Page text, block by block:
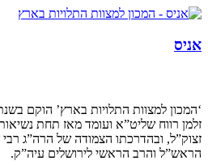
אניס
‘המכון למצוות התלויות בארץ’ הוקם
זלמן רווח שליט”א ועומד מאז תחת
זצוק”ל, ובהדרכתו הצמודה של הרה”ג
הראש”ל והרב הראשי לירושלים עיה”ק.